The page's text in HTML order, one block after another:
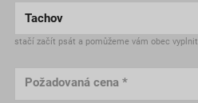
stačí začít psát a pomůžeme vám obec vyplnit
Požadovaná cena *